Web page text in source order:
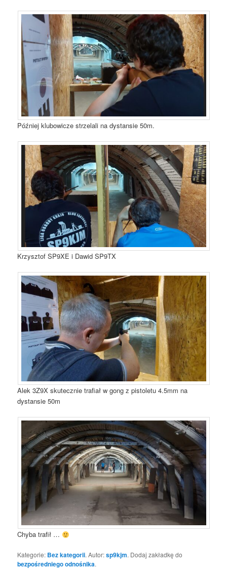
Później klubowicze strzelali na dystansie 50m.
Krzysztof SP9XE i Dawid SP9TX
Alek 3Z9X skutecznie trafiał w gong z pistoletu 4.5mm na
dystansie 50m
Chyba trafił …
Kategorie: Bez kategorii. Autor:sp9kjm. Dodaj zakładkę do
bezpośredniego odnośnika.